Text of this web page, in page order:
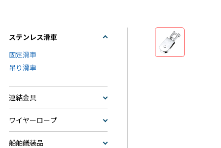
ステンレス滑車
固定滑車
吊り滑車
連結金具
ワイヤーロープ
船舶艤装品